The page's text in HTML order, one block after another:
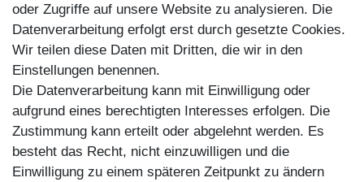
Zahlungsarten
oder Zugriffe auf unsere Website zu analysieren. Die
Datenverarbeitung erfolgt erst durch gesetzte Cookies.
Wir teilen diese Daten mit Dritten, die wir in den
Einstellungen benennen.
Die Datenverarbeitung kann mit Einwilligung oder
aufgrund eines berechtigten Interesses erfolgen. Die
Zustimmung kann erteilt oder abgelehnt werden. Es
besteht das Recht, nicht einzuwilligen und die
Einwilligung zu einem späteren Zeitpunkt zu ändern